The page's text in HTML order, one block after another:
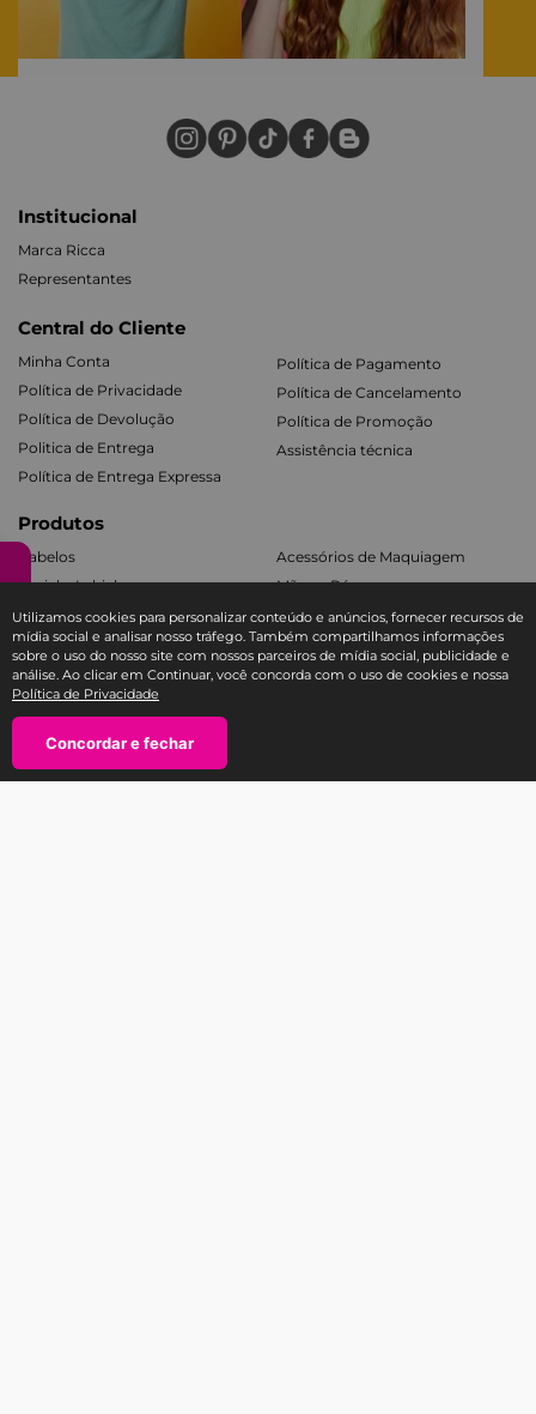
Utilizamos cookies para personalizar conteúdo e anúncios, fornecer recursos de
mídia social e analisar nosso tráfego. Também compartilhamos informações
sobre o uso do nosso site com nossos parceiros de mídia social, publicidade e
análise. Ao clicar em Continuar, você concorda com o uso de cookies e nossa
Política de Privacidade
Concordar e fechar
＋
－
Institucional
Marca Ricca
Representantes
Central do Cliente
Minha Conta
Política de Privacidade
Política de Devolução
Politica de Entrega
Política de Entrega Expressa
Política de Pagamento
Política de Cancelamento
Política de Promoção
Assistência técnica
Produtos
Cabelos
Facial e Labial
Banho e Corpo
Acessórios de Maquiagem
Mãos e Pés
Todos os Kits
Fale com a Ricca
atendimento@sac-ricca.com.br